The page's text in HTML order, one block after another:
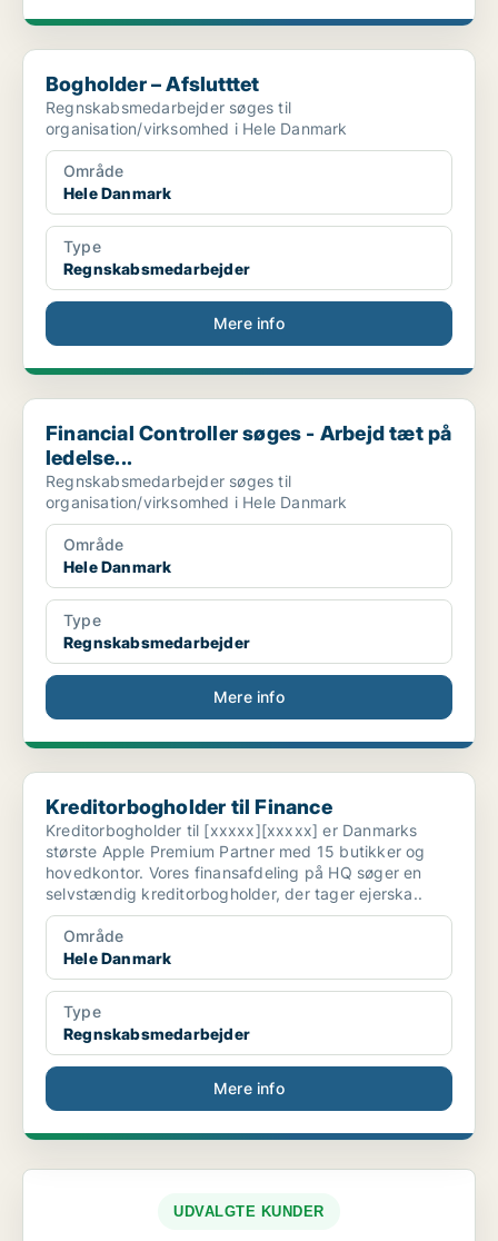
Bogholder – Afslutttet
Bogholder – Afslutttet
Regnskabsmedarbejder søges til
organisation/virksomhed i Hele Danmark
Område
Hele Danmark
Type
Regnskabsmedarbejder
Mere info
Financial Controller søges - Arbejd tæt på ledelse...
Financial Controller søges - Arbejd tæt på
ledelse...
Regnskabsmedarbejder søges til
organisation/virksomhed i Hele Danmark
Område
Hele Danmark
Type
Regnskabsmedarbejder
Mere info
Kreditorbogholder til Finance
Kreditorbogholder til Finance
Kreditorbogholder til [xxxxx][xxxxx] er Danmarks
største Apple Premium Partner med 15 butikker og
hovedkontor. Vores finansafdeling på HQ søger en
selvstændig kreditorbogholder, der tager ejerska..
Område
Hele Danmark
Type
Regnskabsmedarbejder
Mere info
UDVALGTE KUNDER